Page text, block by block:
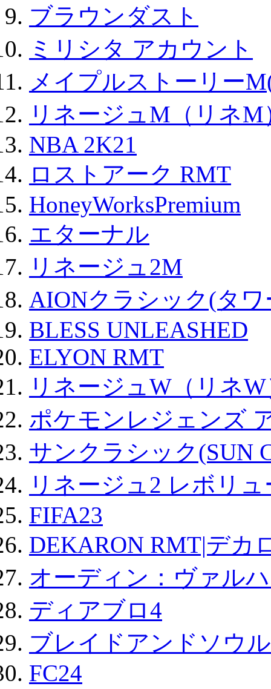
ブラウンダスト
ミリシタ アカウント
メイプルストーリー
リネージュM（リネM
NBA 2K21
ロストアーク RMT
HoneyWorksPremium
エターナル
リネージュ2M
AIONクラシック(タ
BLESS UNLEASHED
ELYON RMT
リネージュW（リネ
ポケモンレジェンズ
サンクラシック(SUN
リネージュ2 レボリ
FIFA23
DEKARON RMT|デカ
オーディン：ヴァル
ディアブロ4
ブレイドアンドソウ
FC24